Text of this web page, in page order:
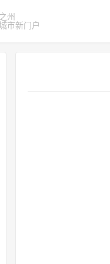
州
市新门户